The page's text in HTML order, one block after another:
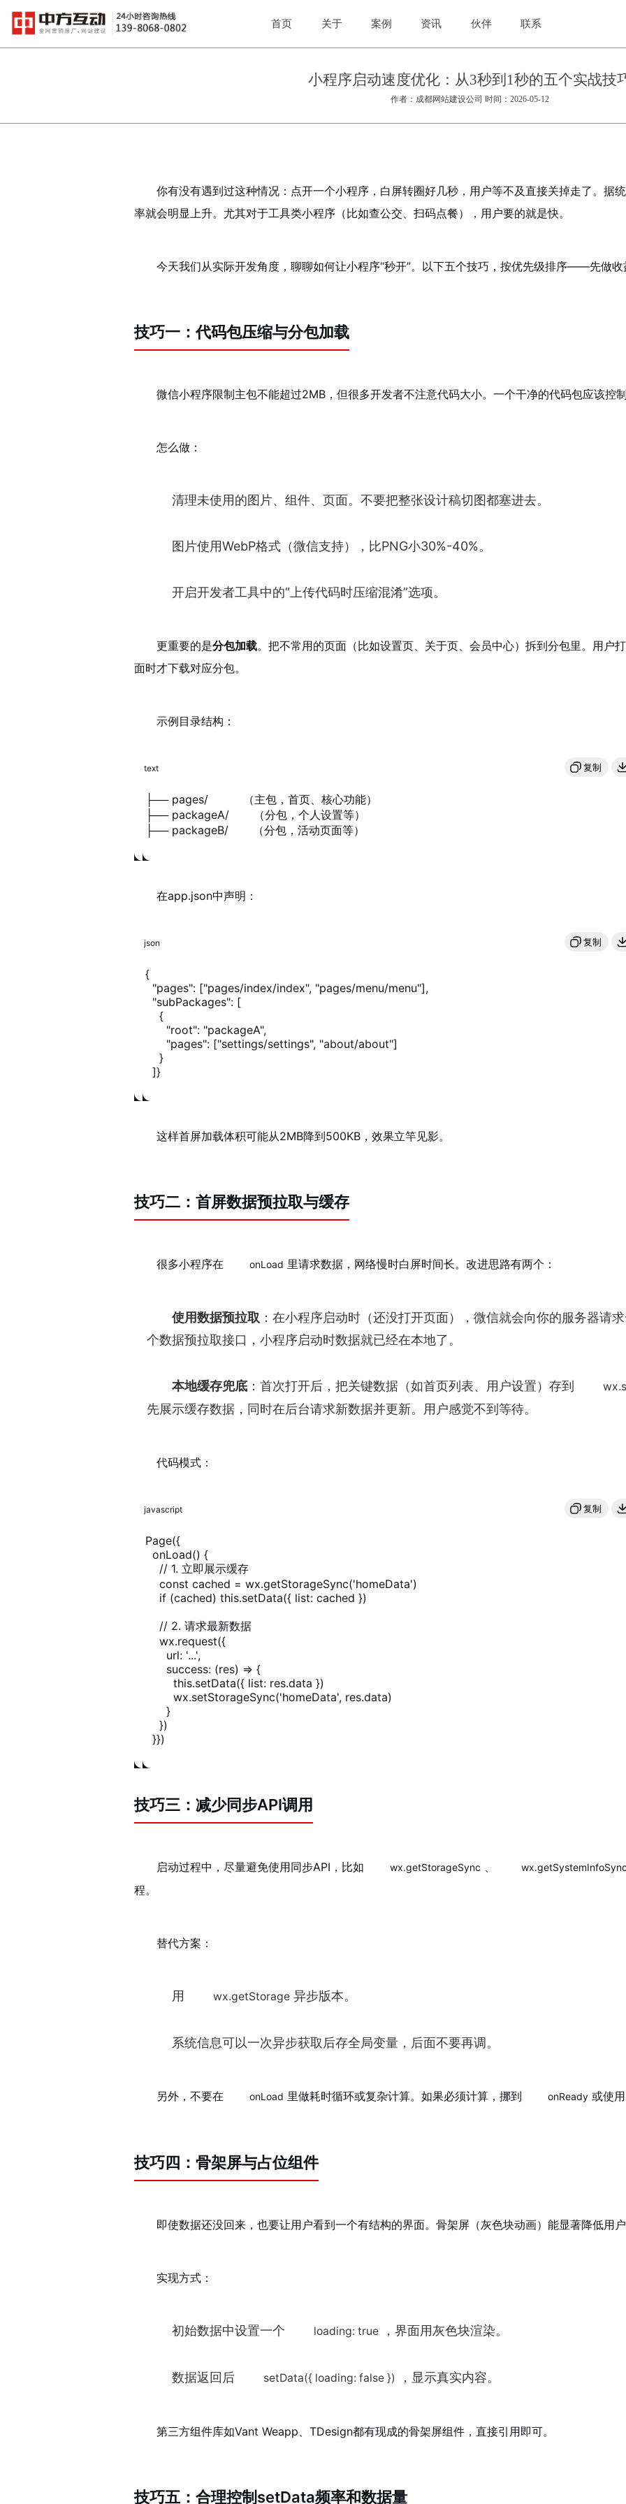
首页 关于 案例 资讯 伙伴 联系
小程序启动速度优化：从3秒到1秒的五个实战技
作者：成都网站建设公司 时间：2026-05-12
你有没有遇到过这种情况：点开一个小程序，白屏转圈好几秒，用户等不及直接关掉走了。据
率就会明显上升。尤其对于工具类小程序（比如查公交、扫码点餐），用户要的就是快。
今天我们从实际开发角度，聊聊如何让小程序“秒开”。以下五个技巧，按优先级排序——先做
技巧一：代码包压缩与分包加载
微信小程序限制主包不能超过2MB，但很多开发者不注意代码大小。一个干净的代码包应该控
怎么做：
清理未使用的图片、组件、页面。不要把整张设计稿切图都塞进去。
图片使用WebP格式（微信支持），比PNG小30%-40%。
开启开发者工具中的“上传代码时压缩混淆”选项。
更重要的是分包加载。把不常用的页面（比如设置页、关于页、会员中心）拆到分包里。用户
面时才下载对应分包。
示例目录结构：
text 复制
├── pages/          （主包，首页、核心功能）
├── packageA/       （分包，个人设置等）
├── packageB/       （分包，活动页面等）
在app.json中声明：
json 复制
{
"pages": ["pages/index/index", "pages/menu/menu"],
"subPackages": [
{
"root": "packageA",
"pages": ["settings/settings", "about/about"]
}
]}
这样首屏加载体积可能从2MB降到500KB，效果立竿见影。
技巧二：首屏数据预拉取与缓存
很多小程序在 onLoad 里请求数据，网络慢时白屏时间长。改进思路有两个：
使用数据预拉取 ：在小程序启动时（还没打开页面），微信就会向你的服务器请
个数据预拉取接口，小程序启动时数据就已经在本地了。
本地缓存兜底 ：首次打开后，把关键数据（如首页列表、用户设置）存到
先展示缓存数据，同时在后台请求新数据并更新。用户感觉不到等待。
代码模式：
javascript 复制
Page({
onLoad() {
// 1. 立即展示缓存
const cached = wx.getStorageSync('homeData')
if (cached) this.setData({ list: cached })
// 2. 请求最新数据
wx.request({
url: '...',
success: (res) => {
this.setData({ list: res.data })
wx.setStorageSync('homeData', res.data)
}
})
}})
技巧三：减少同步API调用
启动过程中，尽量避免使用同步API，比如 wx.getStorageSync 、
程。
替代方案：
用 wx.getStorage 异步版本。
系统信息可以一次异步获取后存全局变量，后面不要再调。
另外，不要在 onLoad 里做耗时循环或复杂计算。如果必须计算，挪到 onReady 或使用
技巧四：骨架屏与占位组件
即使数据还没回来，也要让用户看到一个有结构的界面。骨架屏（灰色块动画）能显著降低用
实现方式：
初始数据中设置一个 loading: true ，界面用灰色块渲染。
数据返回后 setData({ loading: false }) ，显示真实内容。
第三方组件库如Vant Weapp、TDesign都有现成的骨架屏组件，直接引用即可。
技巧五：合理控制setData频率和数据量